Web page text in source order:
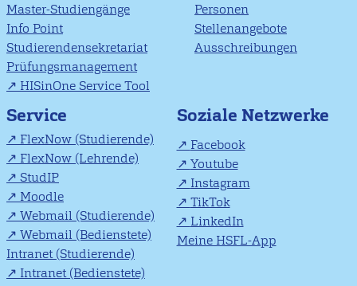
Master-Studiengänge
Info Point
Studierendensekretariat
Prüfungsmanagement
HISinOne Service Tool
Personen
Stellenangebote
Ausschreibungen
Service
FlexNow (Studierende)
FlexNow (Lehrende)
StudIP
Moodle
Webmail (Studierende)
Webmail (Bedienstete)
Intranet (Studierende)
Intranet (Bedienstete)
Soziale Netzwerke
Facebook
Youtube
Instagram
TikTok
LinkedIn
Meine HSFL-App